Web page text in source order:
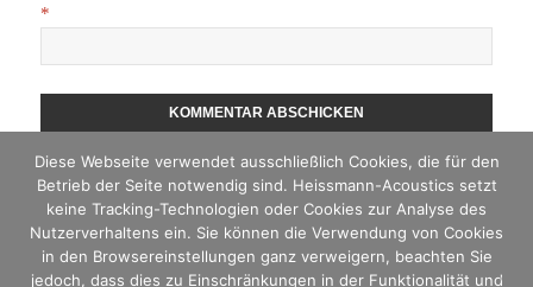
*
Beitragsnavigation
ZURÜCK
Vorheriger
Beitrag:
Software gestützte Frequenzweichenentwicklung
Diese Webseite verwendet ausschließlich Cookies, die für den
Betrieb der Seite notwendig sind. Heissmann-Acoustics setzt
keine Tracking-Technologien oder Cookies zur Analyse des
Nutzerverhaltens ein. Sie können die Verwendung von Cookies
in den Browsereinstellungen ganz verweigern, beachten Sie
jedoch, dass dies zu Einschränkungen in der Funktionalität und